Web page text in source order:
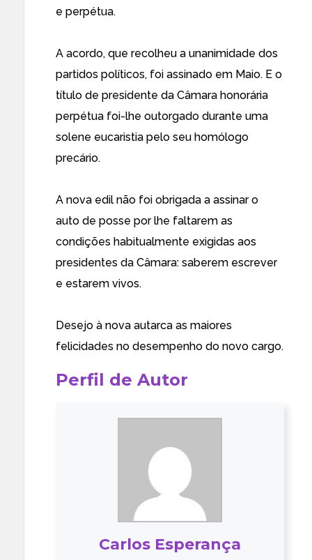
e perpétua.
A acordo, que recolheu a unanimidade dos
partidos políticos, foi assinado em Maio. E o
título de presidente da Câmara honorária
perpétua foi-lhe outorgado durante uma
solene eucaristia pelo seu homólogo
precário.
A nova edil não foi obrigada a assinar o
auto de posse por lhe faltarem as
condições habitualmente exigidas aos
presidentes da Câmara: saberem escrever
e estarem vivos.
Desejo à nova autarca as maiores
felicidades no desempenho do novo cargo.
Perfil de Autor
Carlos Esperança